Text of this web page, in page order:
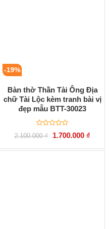
-19%
Bàn thờ Thần Tài Ông Địa
chữ Tài Lộc kèm tranh bài vị
đẹp mẫu BTT-30023
Được
xếp
0
2.100.000₫
Giá
gốc
là:
2.100.000 ₫.
1.700.000 ₫Giá
tại
là: